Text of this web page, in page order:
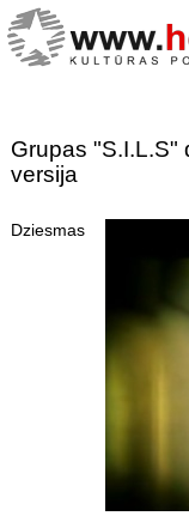
Grupas "S.I.L.S"
versija
Dziesmas